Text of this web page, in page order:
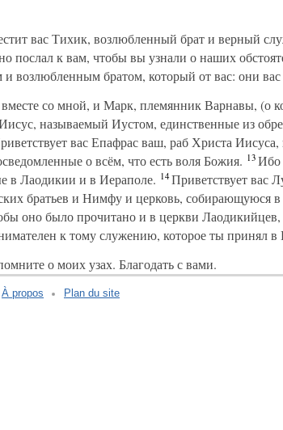
вас Тихик, возлюбленный брат и верный
послал к вам, чтобы вы узнали о наших
братом, который от вас: они вас
вместе со мной, и Марк, племянник Варнавы, (о
называемый Иустом, единственные из
вас Епафрас ваш, раб Христа Иисуса,
о всём, что есть воля Божия. 13Ибо
в Лаодикии и в Иераполе. 14Приветствует вас
братьев и Нимфу и церковь, собирающуюся в
оно было прочитано и в церкви
к тому служению, которое ты принял в
о моих узах. Благодать с вами.
À propos Plan du site